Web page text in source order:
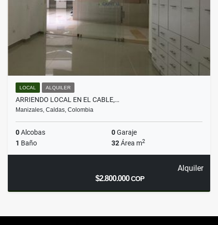
LOCAL ALQUILER
ARRIENDO LOCAL EN EL CABLE,…
Manizales, Caldas, Colombia
0Alcobas 0Garaje
1 Baño 32Área m2
Alquiler
$2.800.000COP